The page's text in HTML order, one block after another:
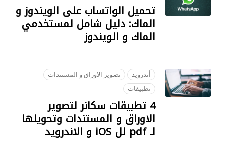
تحميل الواتساب على الويندوز و
الماك: دليل شامل لمستخدمي
الماك و الويندوز
أندرويد
تصوير الاوراق و المستندات
تطبيقات
4 تطبيقات سكانر لتصوير
الاوراق و المستندات وتحويلها
لـ pdf لل iOS و الاندرويد